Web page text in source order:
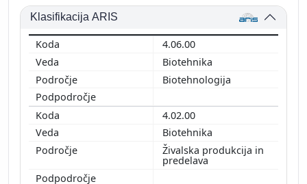
Klasifikacija ARIS
4.06.00
Biotehnika
Biotehnologija
4.02.00
Biotehnika
Živalska produkcija in
predelava